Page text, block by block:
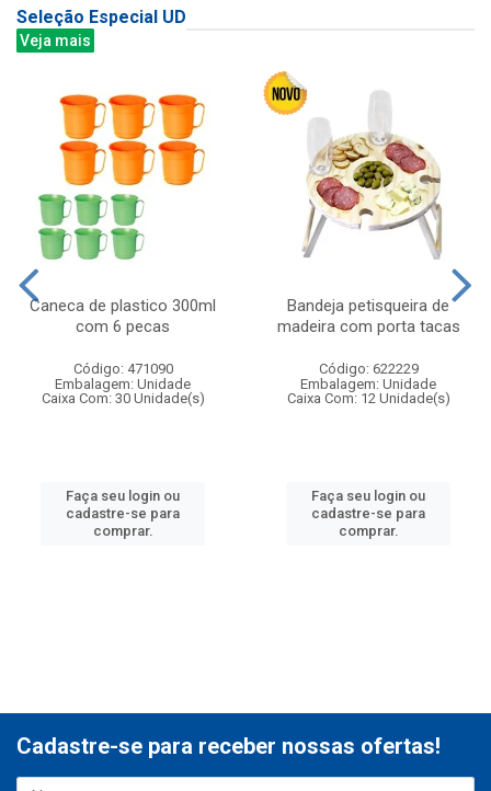
Seleção Especial UD
Veja mais
Caneca de plastico 300ml
com 6 pecas
Código: 471090
Embalagem: Unidade
Caixa Com: 30 Unidade(s)
Faça seu login ou
cadastre-se para
comprar.
Bandeja petisqueira de
madeira com porta tacas
Código: 622229
Embalagem: Unidade
Caixa Com: 12 Unidade(s)
Faça seu login ou
cadastre-se para
comprar.
Cadastre-se para receber nossas ofertas!